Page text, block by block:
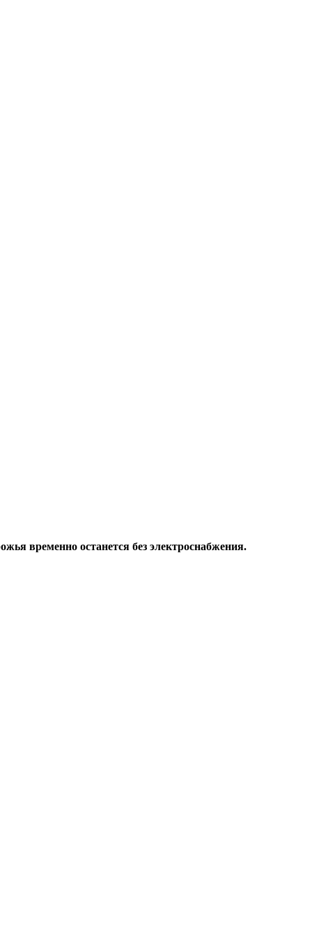
временно останется без электроснабжения.